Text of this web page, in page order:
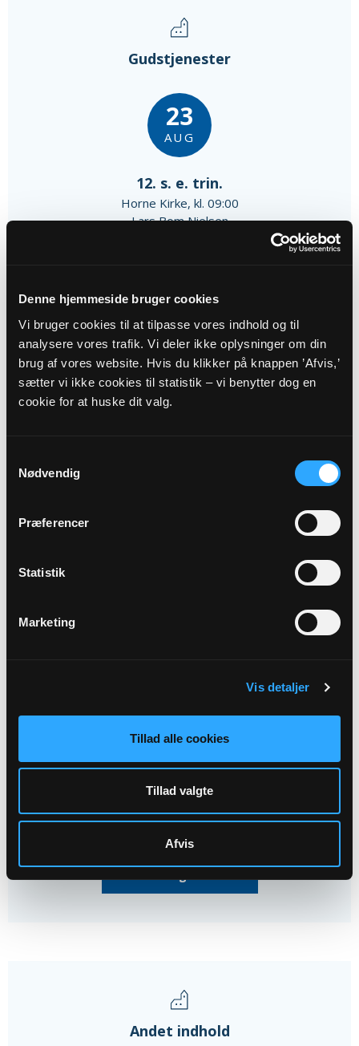
Denne hjemmeside bruger cookies
Vi bruger cookies til at tilpasse vores indhold og til
analysere vores trafik. Vi deler ikke oplysninger om din
brug af vores website. Hvis du klikker på knappen ’Afvis,’
sætter vi ikke cookies til statistik – vi benytter dog en
cookie for at huske dit valg.
Nødvendig
Præferencer
Statistik
Marketing
Vis detaljer
Tillad alle cookies
Tillad valgte
Afvis
Gudstjenester
23
AUG
12. s. e. trin.
Horne Kirke, kl. 09:00
Lars Bom Nielsen
AUG
13. s. e. trin.
Tambours Have, kl. 14:00
29
Julekoncert
Horne Kirke, kl. 16:00
Andet indhold